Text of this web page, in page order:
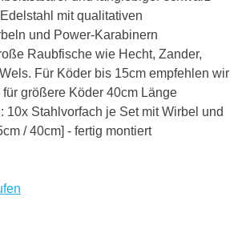
mit qualitativen
und Power-Karabinern
Raubfische wie Hecht, Zander,
Für Köder bis 15cm empfehlen wir
größere Köder 40cm Länge
10x Stahlvorfach je Set mit Wirbel und
/ 40cm] - fertig montiert